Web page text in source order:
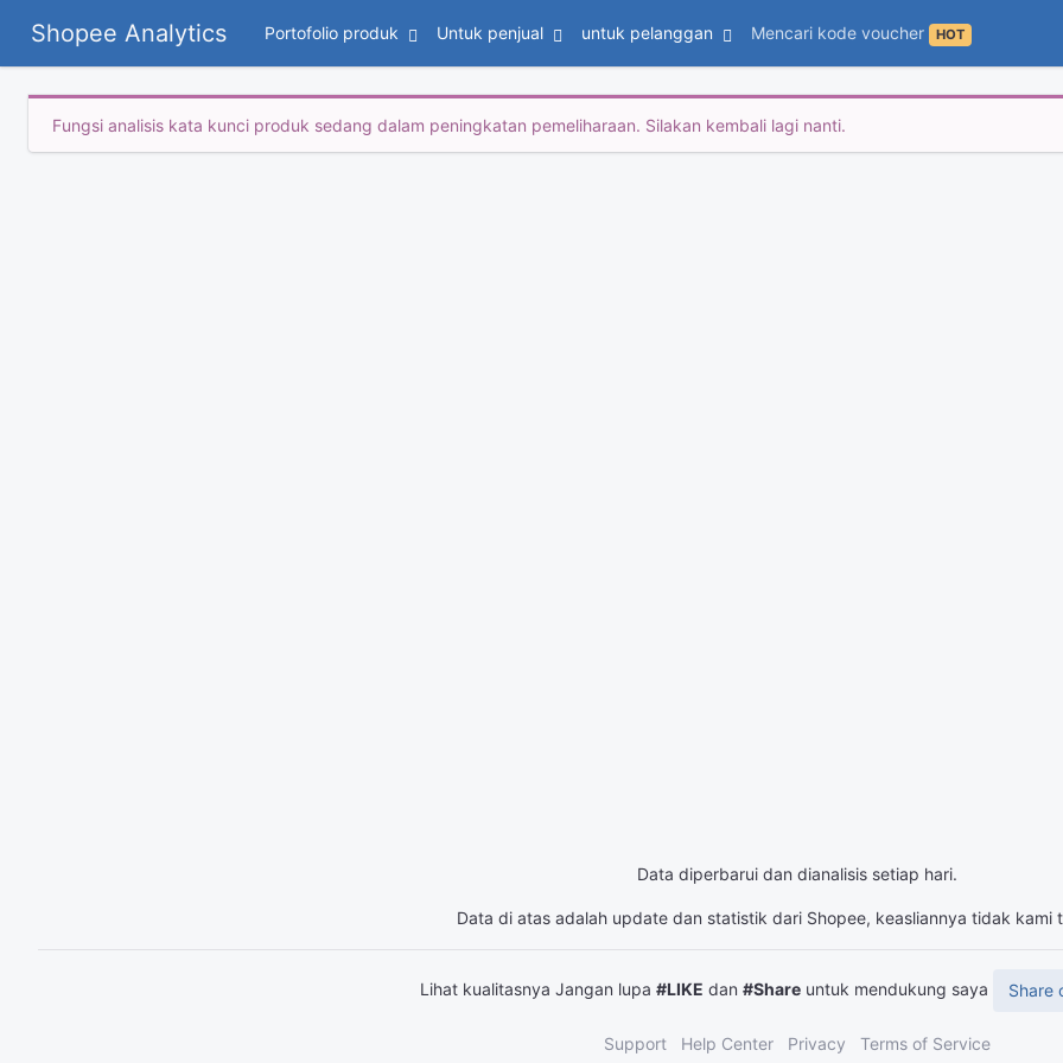
Shopee Analytics Portofolio produk Untuk penjual untuk pelanggan Mencari kode voucher HOT
Fungsi analisis kata kunci produk sedang dalam peningkatan pemeliharaan. Silakan kembali lagi nanti.
Data diperbarui dan dianalisis setiap hari.
Data di atas adalah update dan statistik dari Shopee, keasliannya tidak kami
Lihat kualitasnya Jangan lupa #LIKE dan #Share untuk mendukung saya Share
Support Help Center Privacy Terms of Service